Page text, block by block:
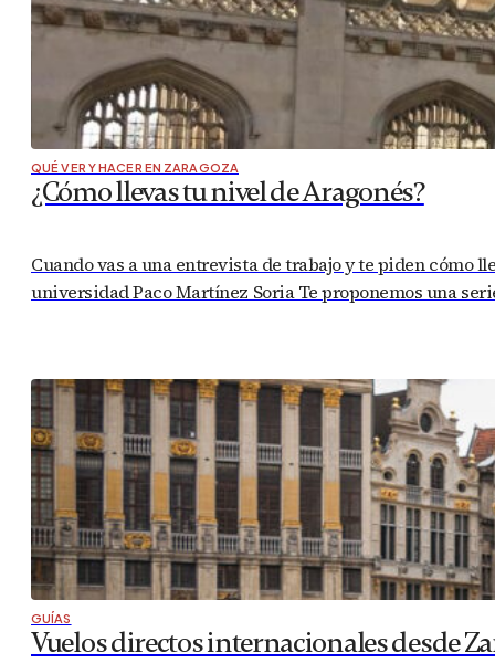
QUÉ VER Y HACER EN ZARAGOZA
¿Cómo llevas tu nivel de Aragonés?
Cuando vas a una entrevista de trabajo y te piden cómo
universidad Paco Martínez Soria Te proponemos una
GUÍAS
Vuelos directos internacionales desde